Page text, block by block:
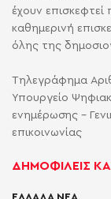
έχουν
καθημερινή
όλης της
Τηλεγράφημα
Υπουργείο
ενημέρωσης -
επικοινωνίας
ΔΗΜΟΦΙΛΕΙΣ